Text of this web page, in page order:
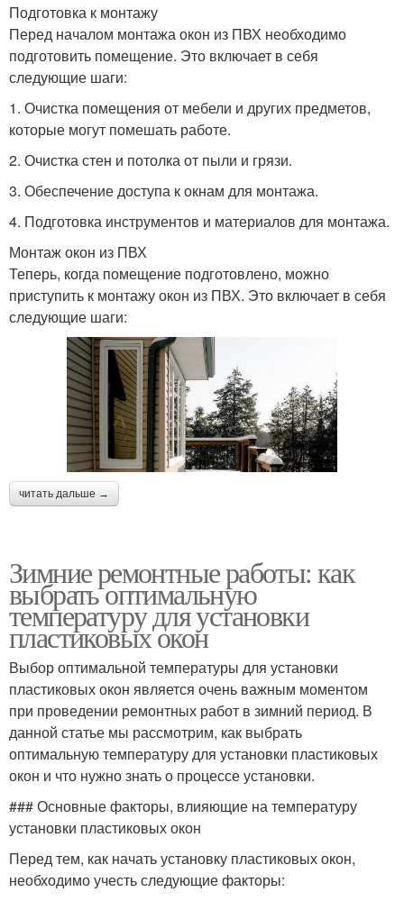
Подготовка к монтажу
Перед началом монтажа окон из ПВХ необходимо
подготовить помещение. Это включает в себя
следующие шаги:
1. Очистка помещения от мебели и других предметов,
которые могут помешать работе.
2. Очистка стен и потолка от пыли и грязи.
3. Обеспечение доступа к окнам для монтажа.
4. Подготовка инструментов и материалов для монтажа.
Монтаж окон из ПВХ
Теперь, когда помещение подготовлено, можно
приступить к монтажу окон из ПВХ. Это включает в себя
следующие шаги:
читать дальше →
Зимние ремонтные работы: как
выбрать оптимальную
температуру для установки
пластиковых окон
Выбор оптимальной температуры для установки
пластиковых окон является очень важным моментом
при проведении ремонтных работ в зимний период. В
данной статье мы рассмотрим, как выбрать
оптимальную температуру для установки пластиковых
окон и что нужно знать о процессе установки.
### Основные факторы, влияющие на температуру
установки пластиковых окон
Перед тем, как начать установку пластиковых окон,
необходимо учесть следующие факторы: